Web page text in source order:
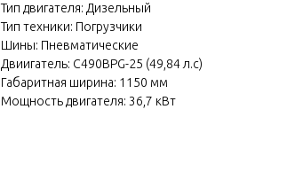
Тип двигателя: Дизельный
Тип техники: Погрузчики
Шины: Пневматические
Двиигатель: C490BPG-25 (49,84 л.с)
Габаритная ширина: 1150 мм
Мощность двигателя: 36,7 кВт